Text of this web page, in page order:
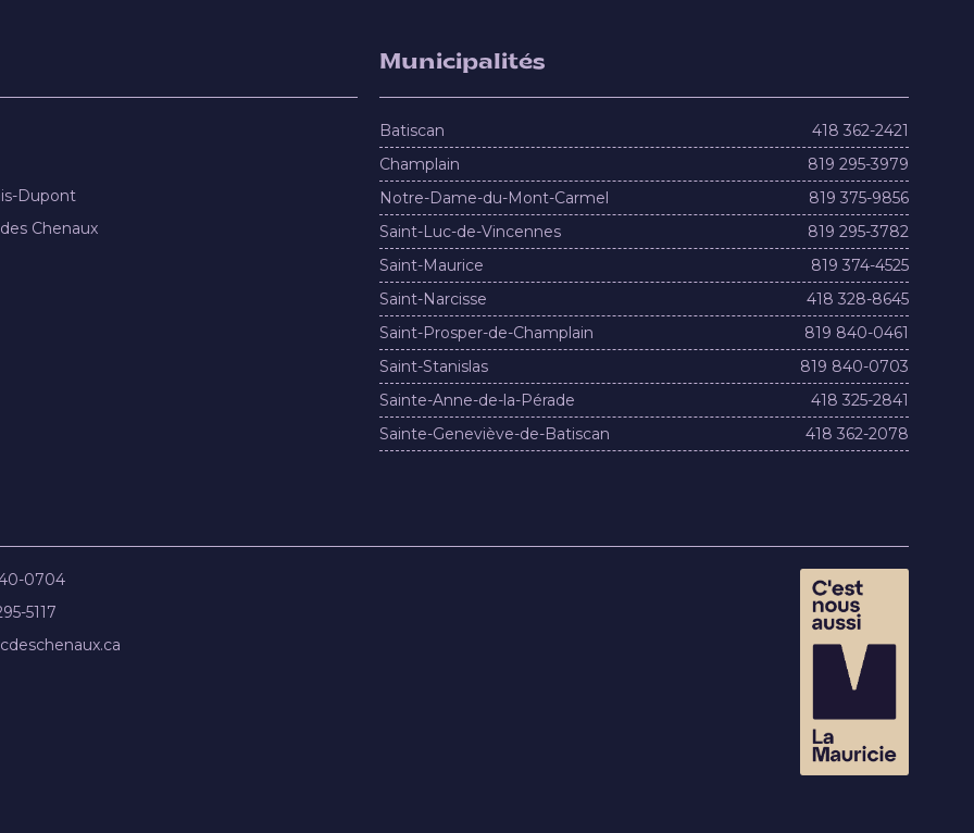
Dupont
Chenaux
Municipalités
Batiscan
418 362-2421
Champlain
819 295-3979
Notre-Dame-du-Mont-Carmel
819 375-9856
Saint-Luc-de-Vincennes
819 295-3782
Saint-Maurice
819 374-4525
Saint-Narcisse
418 328-8645
Saint-Prosper-de-Champlain
819 840-0461
Saint-Stanislas
819 840-0703
Sainte-Anne-de-la-Pérade
418 325-2841
Sainte-Geneviève-de-Batiscan
418 362-2078
0704
5117